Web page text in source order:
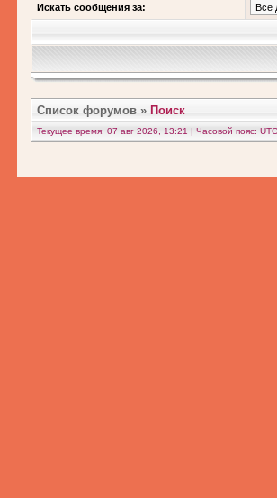
Искать сообщения за:
Список форумов » Поиск
Текущее время: 07 авг 2026, 13:21 | Часовой пояс: